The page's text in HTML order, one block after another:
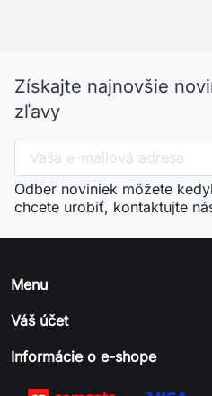
Získajte najnovšie
zľavy
Odber noviniek môžete
chcete urobiť, kontaktujte
Menu
Váš účet
Informácie o e-shope